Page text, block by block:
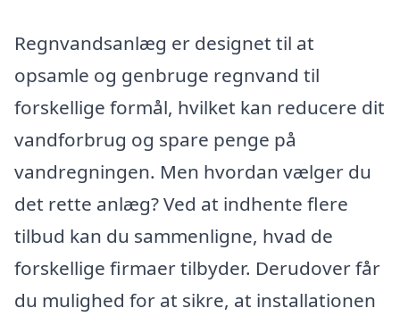
Regnvandsanlæg er designet til at
opsamle og genbruge regnvand til
forskellige formål, hvilket kan reducere dit
vandforbrug og spare penge på
vandregningen. Men hvordan vælger du
det rette anlæg? Ved at indhente flere
tilbud kan du sammenligne, hvad de
forskellige firmaer tilbyder. Derudover får
du mulighed for at sikre, at installationen